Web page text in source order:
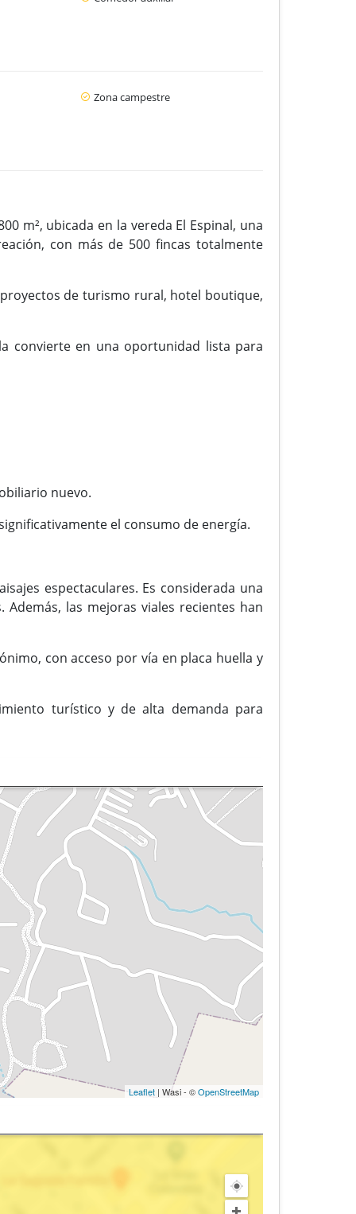
Zona campestre
m², ubicada en la vereda El Espinal, una
con más de 500 fincas totalmente
de turismo rural, hotel boutique,
convierte en una oportunidad lista para
nuevo.
el consumo de energía.
espectaculares. Es considerada una
las mejoras viales recientes han
con acceso por vía en placa huella y
turístico y de alta demanda para
Leaflet| Wasi - ©OpenStreetMap